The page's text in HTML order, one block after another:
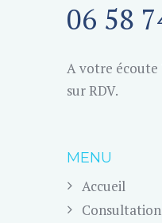
06 58
A votre écoute
sur RDV.
MENU
Accueil